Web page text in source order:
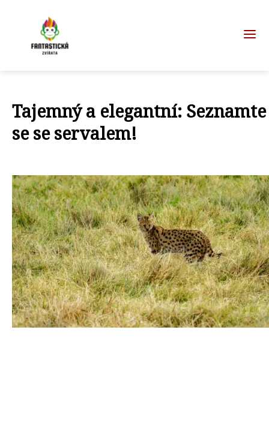
Tajemný a elegantní: Seznamte
se se servalem!